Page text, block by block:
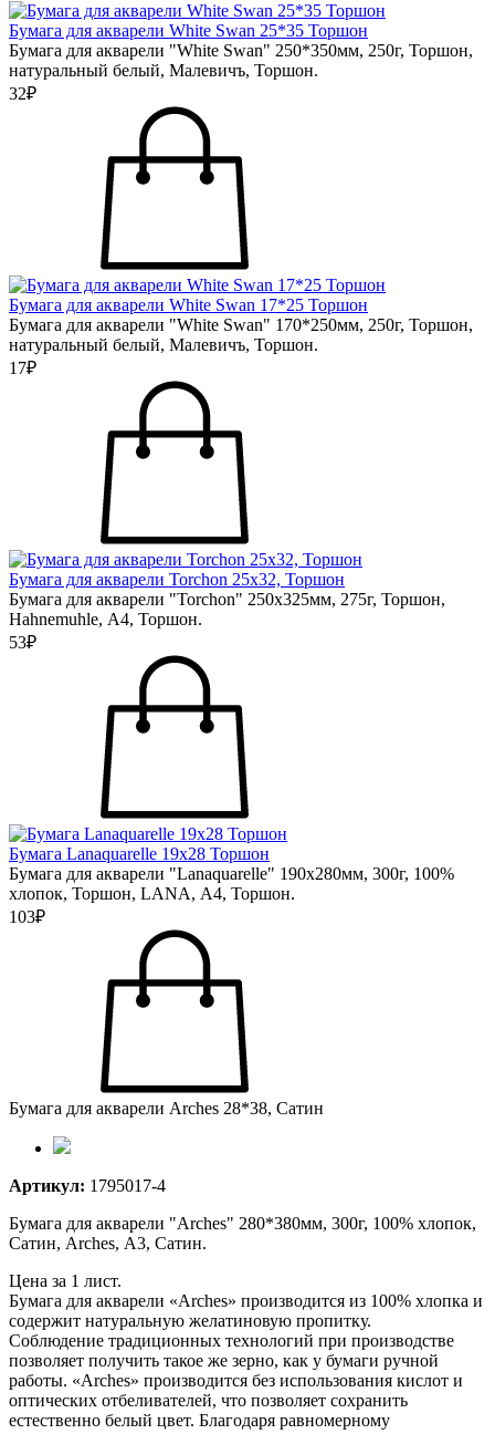
Бумага для акварели White Swan 25*35 Торшон
Бумага для акварели "White Swan" 250*350мм, 250г, Торшон,
натуральный белый, Малевичъ, Торшон.
32₽
Бумага для акварели White Swan 17*25 Торшон
Бумага для акварели "White Swan" 170*250мм, 250г, Торшон,
натуральный белый, Малевичъ, Торшон.
17₽
Бумага для акварели Torchon 25х32, Торшон
Бумага для акварели "Torchon" 250х325мм, 275г, Торшон,
Hahnemuhle, А4, Торшон.
53₽
Бумага Lanaquarelle 19х28 Торшон
Бумага для акварели "Lanaquarelle" 190х280мм, 300г, 100%
хлопок, Торшон, LANA, А4, Торшон.
103₽
Бумага для акварели Arches 28*38, Сатин
Артикул: 1795017-4
Бумага для акварели "Arches" 280*380мм, 300г, 100% хлопок,
Сатин, Arches, А3, Сатин.
Цена за 1 лист.
Бумага для акварели «Arches» производится из 100% хлопка и
содержит натуральную желатиновую пропитку.
Соблюдение традиционных технологий при производстве
позволяет получить такое же зерно, как у бумаги ручной
работы. «Arches» производится без использования кислот и
оптических отбеливателей, что позволяет сохранить
естественно белый цвет. Благодаря равномерному